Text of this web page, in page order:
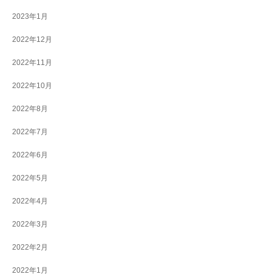
2023年1月
2022年12月
2022年11月
2022年10月
2022年8月
2022年7月
2022年6月
2022年5月
2022年4月
2022年3月
2022年2月
2022年1月